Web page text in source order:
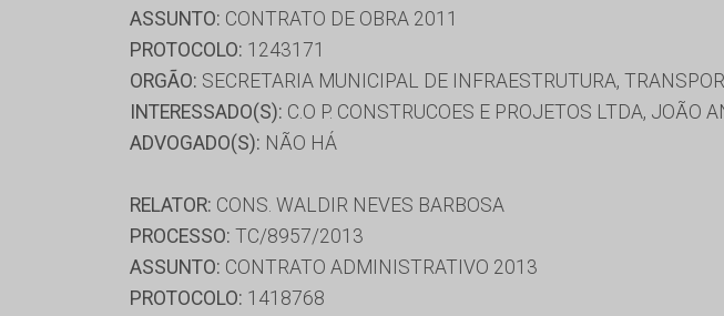
ASSUNTO: CONTRATO DE OBRA 2011
PROTOCOLO: 1243171
ORGÃO: SECRETARIA MUNICIPAL DE INFRAESTRUTURA,
INTERESSADO(S): C.O P. CONSTRUCOES E PROJETOS LTDA, JOÃO
ADVOGADO(S): NÃO HÁ
RELATOR: CONS. WALDIR NEVES BARBOSA
PROCESSO: TC/8957/2013
ASSUNTO: CONTRATO ADMINISTRATIVO 2013
PROTOCOLO: 1418768